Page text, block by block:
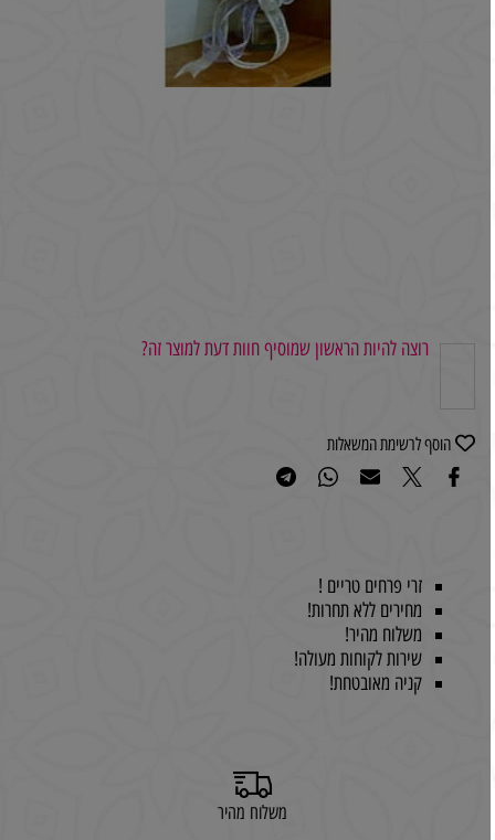
רוצה להיות הראשון שמוסיף חוות דעת למוצר זה?
הוסף לרשימת המשאלות
זרי פרחים טריים !
מחירים ללא תחרות!
משלוח מהיר!
שירות לקוחות מעולה!
קניה מאובטחת!
משלוח מהיר